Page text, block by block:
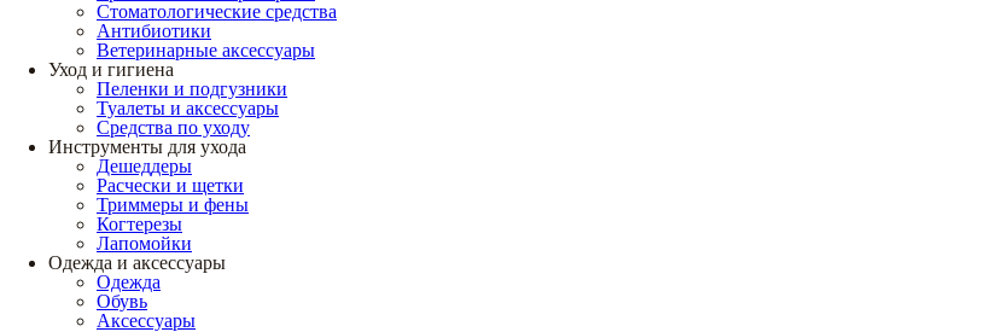
Стоматологические средства
Антибиотики
Ветеринарные аксессуары
Уход и гигиена
Пеленки и подгузники
Туалеты и аксессуары
Средства по уходу
Инструменты для ухода
Дешеддеры
Расчески и щетки
Триммеры и фены
Когтерезы
Лапомойки
Одежда и аксессуары
Одежда
Обувь
Аксессуары